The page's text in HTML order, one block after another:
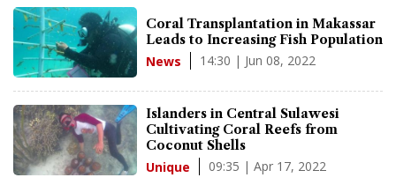
Coral Transplantation in Makassar
Leads to Increasing Fish Population
News 14:30 | Jun 08, 2022
Islanders in Central Sulawesi
Cultivating Coral Reefs from
Coconut Shells
Unique 09:35 | Apr 17, 2022